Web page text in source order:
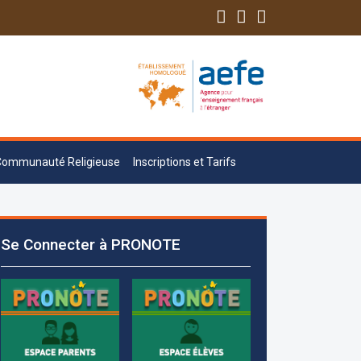
Religieuse Inscriptions et Tarifs
Se Connecter à PRONOTE
Les demandes d'inscription pour l'année
scolaire 2026-2027 sont reçues à la
rendez-vous fixés à l’avance.
+961 25 601 171
+961 25 601 172
+961 3 669 641